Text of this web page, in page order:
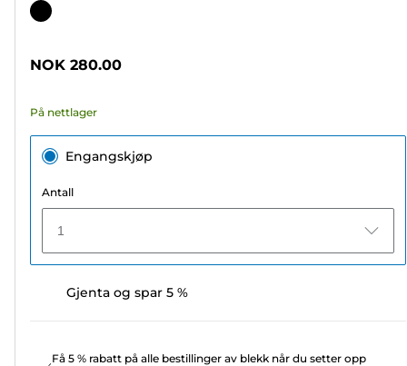
av
73
Fargekassett
NOK 280.00
På nettlager
Engangskjøp
Antall
1
Gjenta og spar 5 %
Få 5 % rabatt på alle bestillinger av blekk når du setter opp